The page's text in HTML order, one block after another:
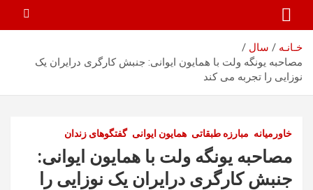
خـانـه
سال
مصاحبه یونگه ولت با همایون ایوانی: جنبش کارگری درایران یک
نوزایی را تجربه می کند
خاورمیانه مبارزه طبقاتی همایون ایوانی گفتگوهای زندان
مصاحبه یونگه ولت با همایون ایوانی:
جنبش کارگری درایران یک نوزایی را